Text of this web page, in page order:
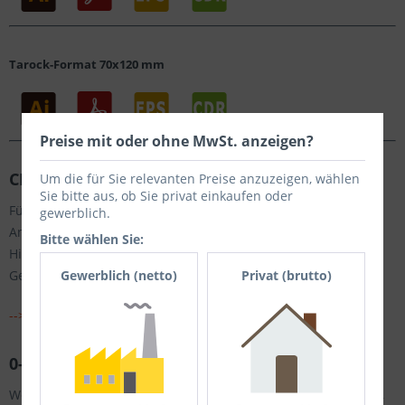
Tarock-Format 70x120 mm
CE Kennzeichen
Für die CE Prüfung, bzw. CE Konformität Ihres Produktes zur
Anbringung auf dem Produkt/ Verpackung. Weiterführende
Hinweise zur Produktsicherheit finden sie im
Gestaltungsleitfaden.
--> Download CE Kennzeichen
0-3 Warnhinweis Logo
Wenn ihr Produkt nicht für Kinder von 0-3 Jahren geeignet ist,
Preise mit oder ohne MwSt. anzeigen?
Um die für Sie relevanten Preise anzuzeigen, wählen
Sie bitte aus, ob Sie privat einkaufen oder
gewerblich.
Bitte wählen Sie:
Gewerblich (netto) Privat (brutto)